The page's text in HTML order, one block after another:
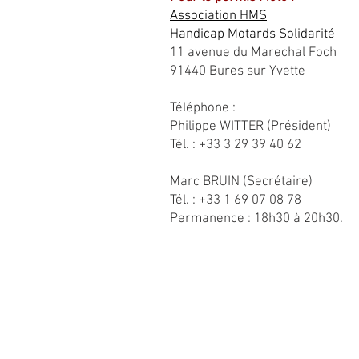
Association HMS
Handicap Motards Solidarité
11 avenue du Marechal Foch
91440 Bures sur Yvette
Téléphone :
Philippe WITTER (Président)
Tél. : +33 3 29 39 40 62
Marc BRUIN (Secrétaire)
Tél. : +33 1 69 07 08 78
Permanence : 18h30 à 20h30.